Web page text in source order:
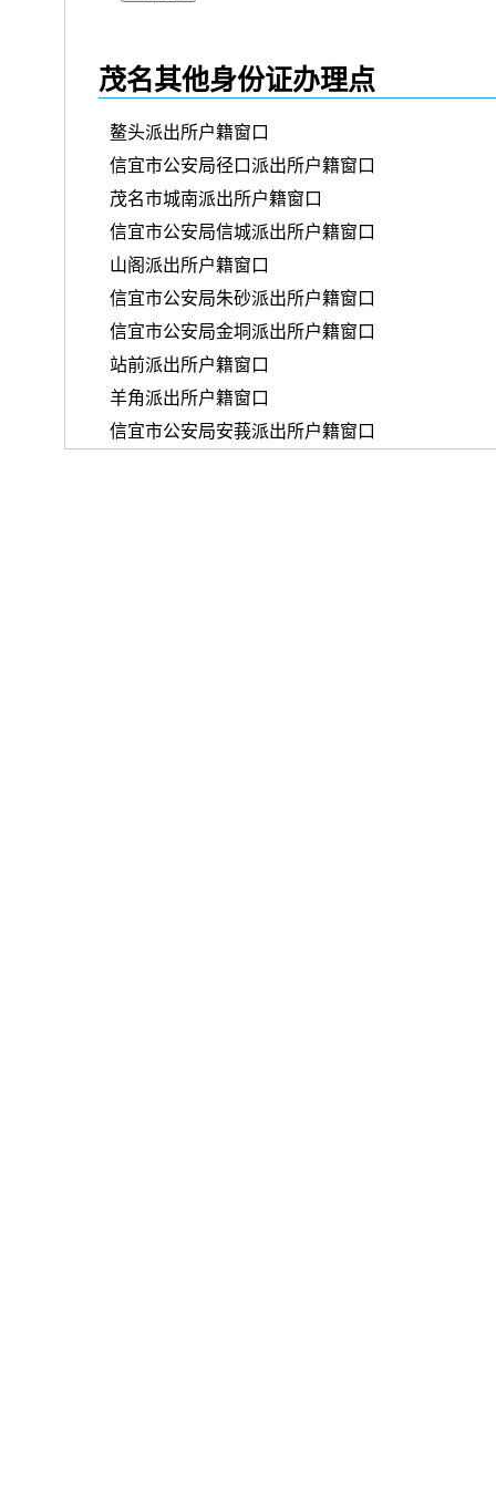
茂名其他身份证办理点
鳌头派出所户籍窗口
信宜市公安局径口派出所户籍窗口
茂名市城南派出所户籍窗口
信宜市公安局信城派出所户籍窗口
山阁派出所户籍窗口
信宜市公安局朱砂派出所户籍窗口
信宜市公安局金垌派出所户籍窗口
站前派出所户籍窗口
羊角派出所户籍窗口
信宜市公安局安莪派出所户籍窗口